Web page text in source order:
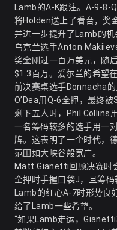
Lamb的A-K跟注。A-9-8-
将Holden送上了看台，奖
并进一步提升了Lamb的机
乌克兰选手Anton
奖金刚过一百万美元，随
$1.3百万。爱尔兰的希望
前决赛桌选手Donnacha
O’Dea用Q-6全押，最终
剩下五人时，Phil Collins
一名筹码较多的选手用一
牌。这表明了一个时代，
范围如大峡谷般宽广。
Matt Gianetti回顾决赛时
全押时手握口袋J，且筹
Lamb的红心A-7时形势良
给了Lamb一些希望。
“如果Lamb走运，Gianetti